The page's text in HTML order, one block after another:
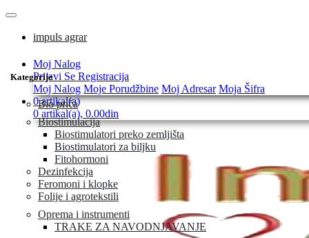
impuls agrar
Kategorije
Bio priča
Biostimulacija
Biostimulatori preko zemljišta
Biostimulatori za biljku
Fitohormoni
Dezinfekcija
Feromoni i klopke
Folije i agrotekstili
Oprema i instrumenti
TRAKE ZA NAVODNJAVANJE
Moj Nalog
Prijavi Se Registracija
Moj Nalog Moje Porudžbine Moj Adresar Moja Šifra
0 artikal(a)
0 artikal(a), 0.00din